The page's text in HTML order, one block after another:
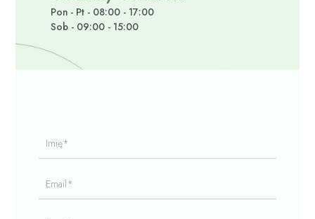
Pon - Pt - 08:00 - 17:00
Sob - 09:00 - 15:00
Email*